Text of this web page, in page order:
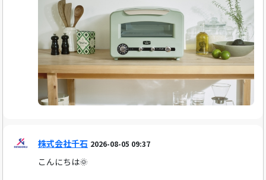
株式会社千石 2026-08-05 09:37
こんにちは🌞